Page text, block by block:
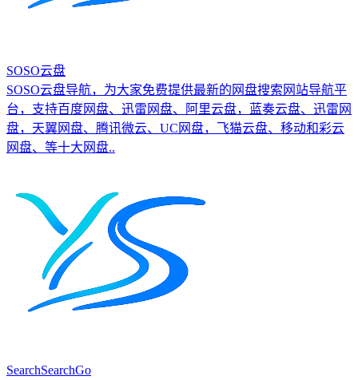
SOSO云盘
SOSO云盘导航，为大家免费提供最新的网盘搜索网站导航平
台，支持百度网盘、迅雷网盘、阿里云盘，蓝奏云盘、迅雷网
盘，天翼网盘、腾讯微云、UC网盘，飞猫云盘、移动和彩云
网盘、等十大网盘..
SearchSearchGo